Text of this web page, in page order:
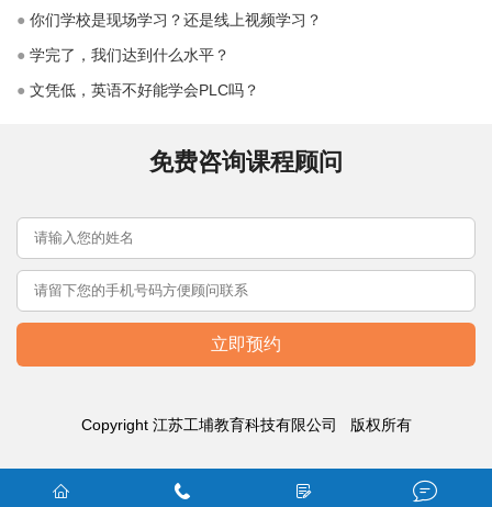
● 你们学校是现场学习？还是线上视频学习？
● 学完了，我们达到什么水平？
● 文凭低，英语不好能学会PLC吗？
免费咨询课程顾问
Copyright 江苏工埔教育科技有限公司 版权所有
   